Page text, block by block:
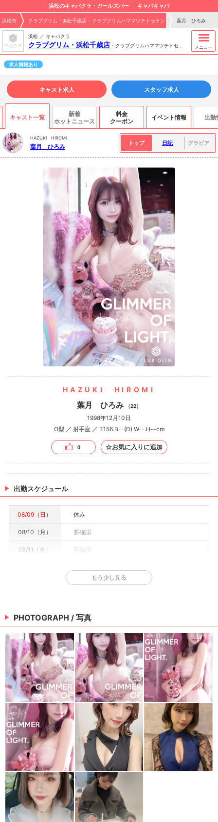
浜松のキャバクラ・ガールズバー キャバキャバ
浜松市 クラブグリム・浜松千歳店 - クラブグリムハママツチトセテン 葉月 ひろみ
浜松 ／ キャバクラ
クラブグリム・浜松千歳店 - クラブグリムハママツチトセ... メニュー
求人情報あり
キャスト求人 スタッフ求人
キャスト一覧
新着
ホットニュース
料金
クーポン
イベント情報 出勤
HAZUKI HIROMI
葉月 ひろみ トップ 日記 グラビア
HAZUKI HIROMI
葉月 ひろみ （22）
1998年12月10日
O型 ／ 射手座 ／ T156.B--(D).W--.H--cm
0 ☆お気に入りに追加
出勤スケジュール
08/09（日） 休み
08/10（月） 要確認
08/11（火） 要確認
要確認
08/15（土） 要確認
※情報はあくまで予定でキャストまたは出勤情報は一部です。詳細はお店にお問い合わせく
ださい。
もう少し見る
PHOTOGRAPH / 写真